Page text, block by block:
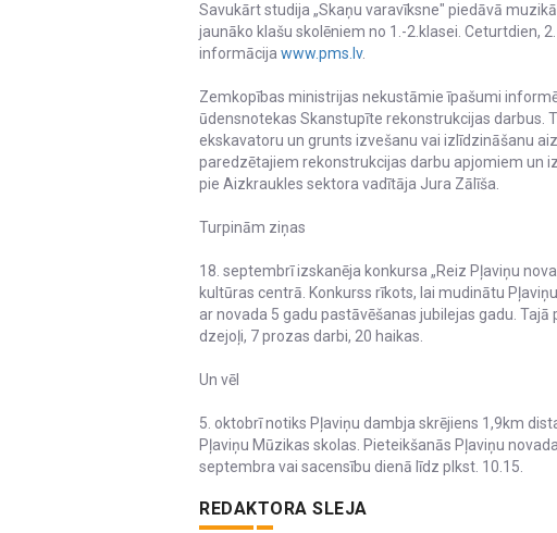
Savukārt studija „Skaņu varavīksne" piedāvā
jaunāko klašu skolēniem no 1.-2.klasei. Ceturtdien,
informācija www.pms.lv.
Zemkopības ministrijas nekustāmie īpašumi
ūdensnotekas Skanstupīte rekonstrukcijas darbus.
ekskavatoru un grunts izvešanu vai izlīdzināšanu
paredzētajiem rekonstrukcijas darbu apjomiem un
pie Aizkraukles sektora vadītāja Jura Zālīša.
Turpinām ziņas
18. septembrī izskanēja konkursa „Reiz Pļaviņu
kultūras centrā. Konkurss rīkots, lai mudinātu
ar novada 5 gadu pastāvēšanas jubilejas gadu.
dzejoļi, 7 prozas darbi, 20 haikas.
Un vēl
5. oktobrī notiks Pļaviņu dambja skrējiens 1,9km
Pļaviņu Mūzikas skolas. Pieteikšanās Pļaviņu
septembra vai sacensību dienā līdz plkst. 10.15.
REDAKTORA SLEJA